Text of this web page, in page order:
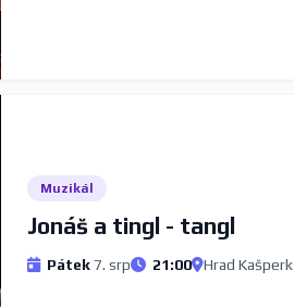
Muzikál
Jonáš a tingl - tangl
Pátek7. srp 21:00 Hrad Kašperk